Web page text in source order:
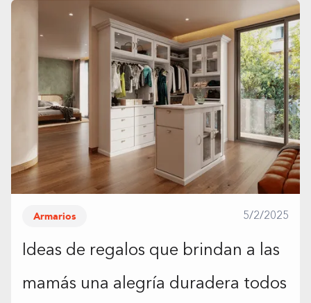
Armarios 5/2/2025
Ideas de regalos que brindan a las
mamás una alegría duradera todos